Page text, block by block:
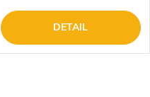
DETAIL